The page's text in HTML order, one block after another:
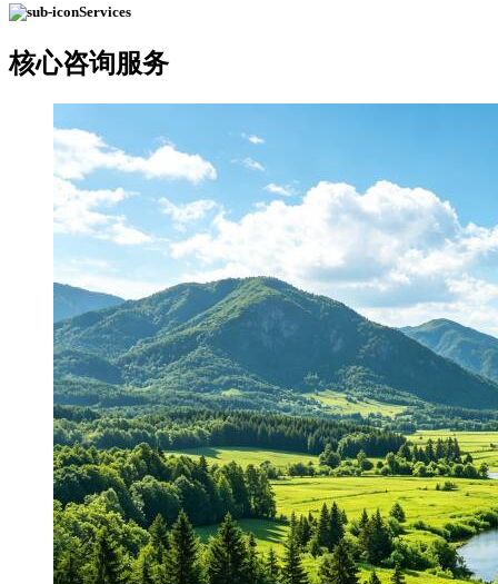
Services
核心咨询服务